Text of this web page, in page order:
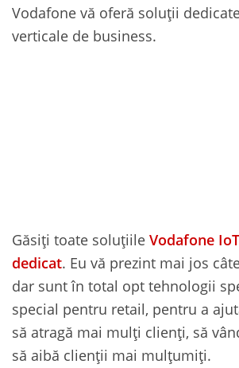
Vodafone vă oferă soluții
verticale de business.
Găsiți toate soluțiile Vodafone
dedicat. Eu vă prezint mai jos
dar sunt în total opt tehnologii
special pentru retail, pentru a
să atragă mai mulți clienți, să
să aibă clienții mai mulțumiți.